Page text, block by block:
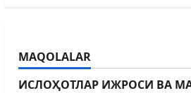
MAQOLALAR
ИСЛОҲОТЛАР ИЖРОСИ ВА